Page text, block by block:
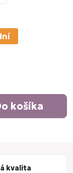
košíka
kvalita